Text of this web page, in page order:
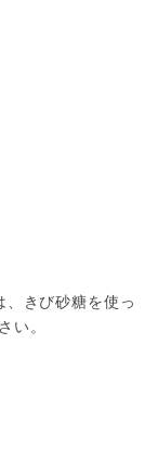
きび砂糖を使っ
い。